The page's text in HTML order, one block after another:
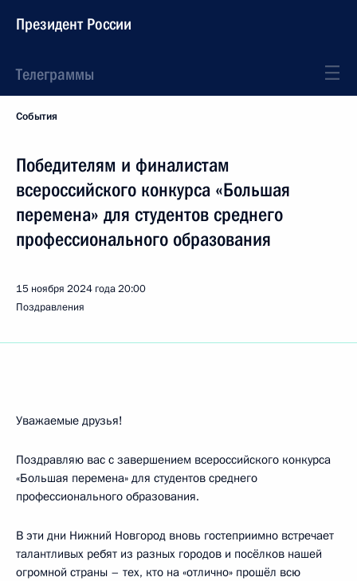
Президент России
Телеграммы
События
Победителям и финалистам
всероссийского конкурса «Большая
перемена» для студентов среднего
профессионального образования
15 ноября 2024 года20:00
Поздравления
Уважаемые друзья!
Поздравляю вас с завершением всероссийского конкурса
«Большая перемена» для студентов среднего
профессионального образования.
В эти дни Нижний Новгород вновь гостеприимно встречает
талантливых ребят из разных городов и посёлков нашей
огромной страны – тех, кто на «отлично» прошёл всю